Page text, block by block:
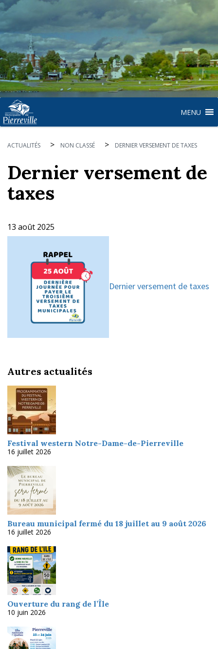
MENU
ACTUALITÉS > NON CLASSÉ > DERNIER VERSEMENT DE TAXES
Dernier versement de
taxes
13 août 2025
Dernier versement de taxes
Autres actualités
Festival western Notre-Dame-de-Pierreville
16 juillet 2026
Bureau municipal fermé du 18 juillet au 9 août 2026
16 juillet 2026
Ouverture du rang de l’Île
10 juin 2026